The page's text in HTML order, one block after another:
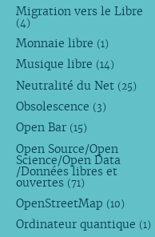
Migration vers le Libre
(4)
Monnaie libre (1)
Musique libre (14)
Neutralité du Net (25)
Obsolescence (3)
Open Bar (15)
Open Source/Open
Science/Open Data
/Données libres et
ouvertes (71)
OpenStreetMap (10)
Ordinateur quantique (1)